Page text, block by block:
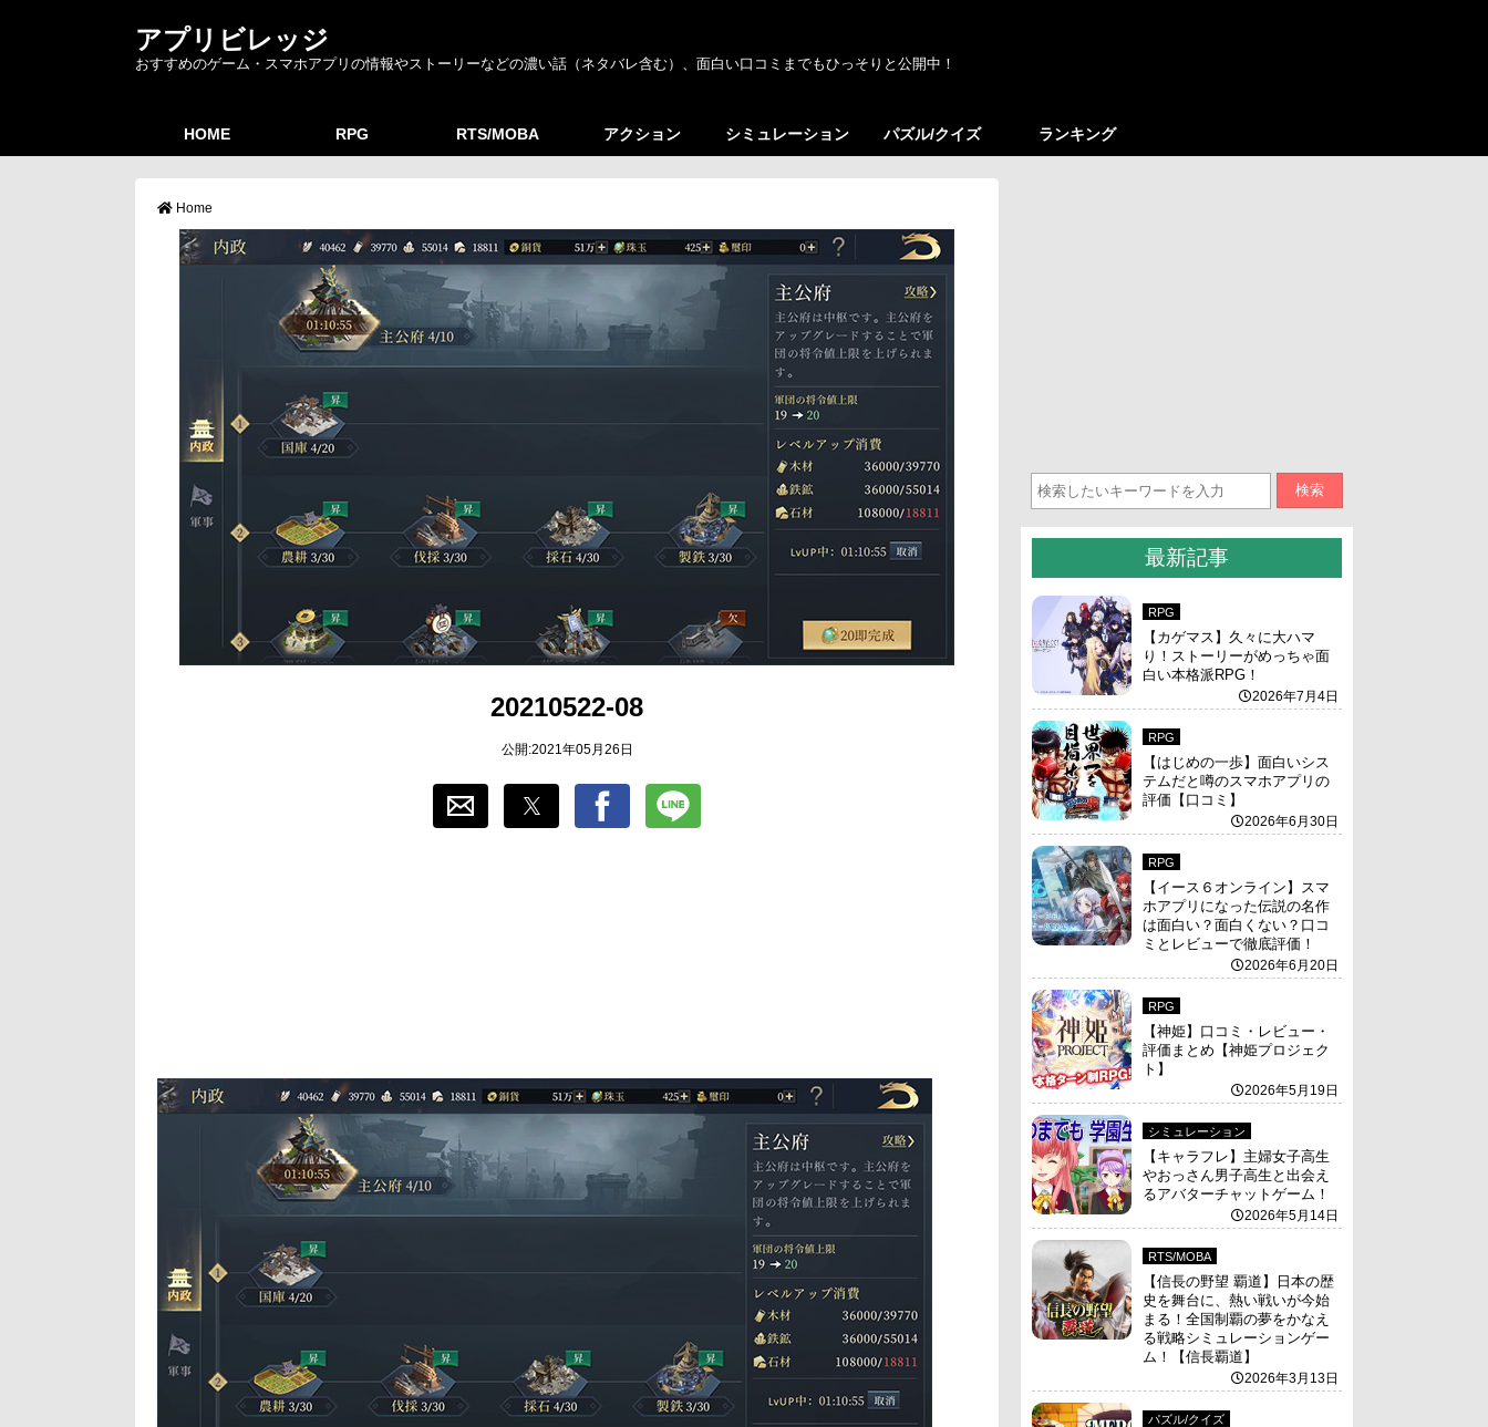
アプリビレッジ
おすすめのゲーム・スマホアプリの情報やストーリーなどの濃い話（ネタバレ含む）、面白い口コミまでもひっそりと公開中！
HOME RPG RTS/MOBA アクション シミュレーション パズル/クイズ ランキング
Home
20210522-08
公開:2021年05月26日
検索
最新記事
RPG
【カゲマス】久々に大ハマ
り！ストーリーがめっちゃ面
白い本格派RPG！
2026年7月4日
RPG
【はじめの一歩】面白いシス
テムだと噂のスマホアプリの
評価【口コミ】
2026年6月30日
RPG
【イース６オンライン】スマ
ホアプリになった伝説の名作
は面白い？面白くない？口コ
ミとレビューで徹底評価！
2026年6月20日
RPG
【神姫】口コミ・レビュー・
評価まとめ【神姫プロジェク
ト】
2026年5月19日
シミュレーション
【キャラフレ】主婦女子高生
やおっさん男子高生と出会え
るアバターチャットゲーム！
2026年5月14日
RTS/MOBA
【信長の野望 覇道】日本の歴
史を舞台に、熱い戦いが今始
まる！全国制覇の夢をかなえ
る戦略シミュレーションゲー
ム！【信長覇道】
2026年3月13日
パズル/クイズ